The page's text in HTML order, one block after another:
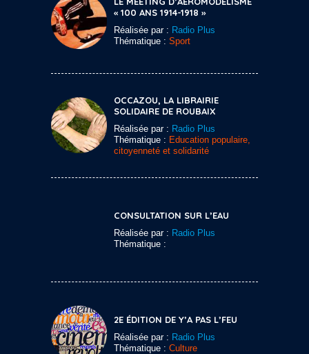
« 100 ANS 1914-1918 »
Réalisée par : Radio Plus
Thématique : Sport
OCCAZOU, LA LIBRAIRIE
SOLIDAIRE DE ROUBAIX
Réalisée par : Radio Plus
Thématique : Education populaire,
citoyenneté et solidarité
CONSULTATION SUR L’EAU
Réalisée par : Radio Plus
Thématique :
2E ÉDITION DE Y’A PAS L’FEU
Réalisée par : Radio Plus
Thématique : Culture